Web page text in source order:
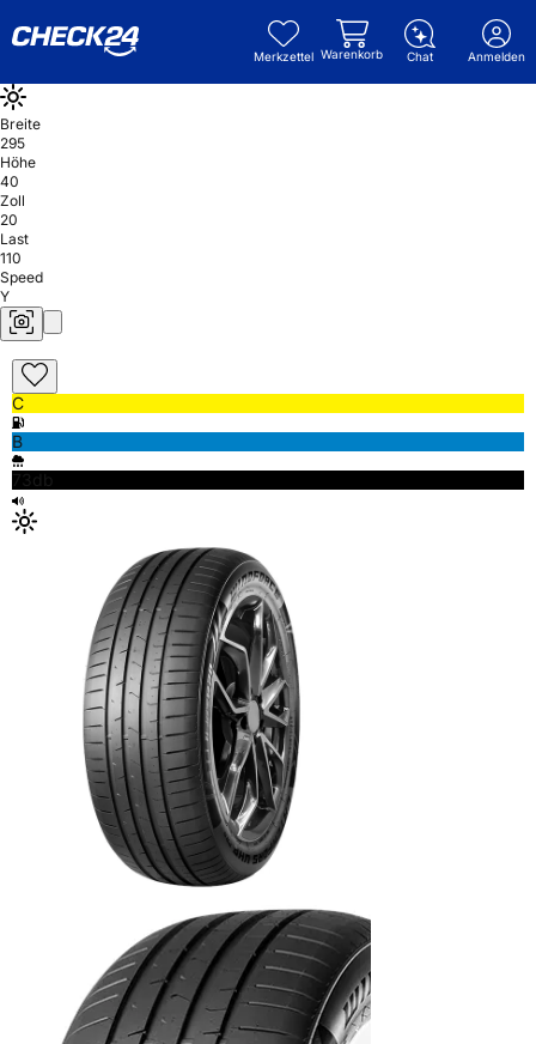
Merkzettel Warenkorb Chat Anmelden
Breite
295
Höhe
40
Zoll
20
Last
110
Speed
Y
C
B
73db